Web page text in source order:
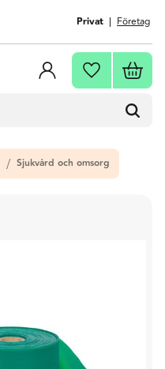
Privat Företag
Favoriter
Sjukvård och omsorg